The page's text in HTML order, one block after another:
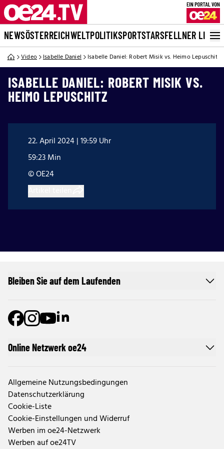
NEWSÖSTERREICHWELTPOLITIKSPORTSTARSFELLNER LIVE
Video Isabelle Daniel Isabelle Daniel: Robert Misik vs. Heimo Lepuschitz
ISABELLE DANIEL: ROBERT MISIK VS.
HEIMO LEPUSCHITZ
22. April 2024 | 19:59 Uhr
59:23 Min
© OE24
Online Netzwerk oe24
Allgemeine Nutzungsbedingungen
Datenschutzerklärung
Cookie-Liste
Cookie-Einstellungen und Widerruf
Werben im oe24-Netzwerk
Werben auf oe24TV
Bleiben Sie auf dem Laufenden